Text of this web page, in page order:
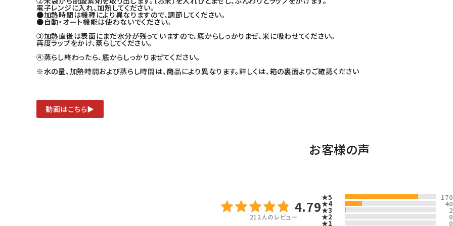
電子レンジに入れ、加熱してください。
●加熱時間は機種により異なりますので、調節してください。
●自動・オート機能は使わないでください。
③加熱直後は表面にまだ水分が残っていますので、底からしっかりまぜ、米に吸わせてください。
再度ラップをかけ、蒸らしてください。
④蒸らし終わったら、底からしっかりまぜてください。
※水の量、加熱時間および蒸らし時間は、商品により異なります。詳しくは、箱の裏面よりご確認ください
動画はこちら▶
お客様の声
4.79
212 人のレビュー
★5 170
★4 40
★3 2
★2 0
★1 0